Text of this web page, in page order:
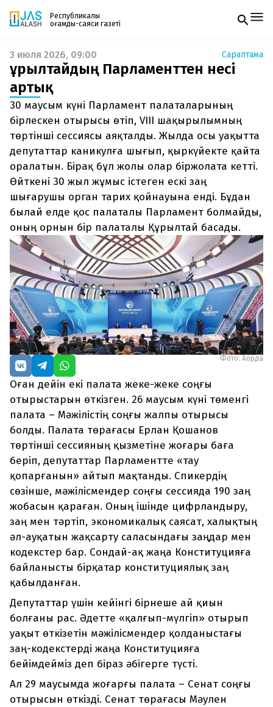
Республикалық
қоғамдық-саяси газеті
Жаңалықтар
Спорт
Live
Руханият
Аймақ
Архив
Заң және тәртіп
Редакциямен байланыс
+7 708 604 51 06
Жарнама бөлімі
+7 701 220 64 52
Пошта
zhasalash100@gmail.com
Газетке жазылу
PDF форматтағы газетті ай сайын электронды
поштаңызға алып отырыңыз. Жаңа нөмір
шыққан сәтте сізге бірден жіберіледі. Тек email
енгізіңіз, біз қалғанын өзіміз жібереміз.
3 июля 2026, 09:00 Сараптама
Құрылтайдың Парламенттен несі
артық
30 маусым күні Парламент палаталарының
бірлескен отырысы өтіп, VIII шақырылымның
төртінші сессиясы аяқталды. Жылда осы уақытта
депутаттар каникулға шығып, қыркүйекте қайта
оралатын. Бірақ бұл жолы олар біржолата кетті.
Өйткені 30 жыл жұмыс істеген ескі заң
шығарушы орган тарих қойнауына енді. Бұдан
былай елде қос палаталы Парламент болмайды,
оның орнын бір палаталы Құрылтай басады.
Фото: Ақорда
Оған дейін екі палата жеке-жеке соңғы
отырыстарын өткізген. 26 маусым күні төменгі
палата – Мәжілістің соңғы жалпы отырысы
болды. Палата төрағасы Ерлан Қошанов
төртінші сессияның қызметіне жоғары баға
беріп, депутаттар Парламентте «тау
қопарғанын» айтып мақтанды. Спикердің
сөзінше, мәжілісмендер соңғы сессияда 190 заң
жобасын қараған. Оның ішінде цифрландыру,
заң мен тәртіп, экономикалық саясат, халықтың
әл-ауқатын жақсарту саласындағы заңдар мен
кодекстер бар. Сондай-ақ жаңа Конституцияға
байланысты бірқатар конституциялық заң
қабылданған.
Депутаттар үшін кейінгі бірнеше ай қиын
болғаны рас. Әдетте «қалғып-мүлгіп» отырып
уақыт өткізетін мәжілісмендер қолданыстағы
заң-кодекстерді жаңа Конституцияға
бейімдейміз деп біраз әбігерге түсті.
Ал 29 маусымда жоғарғы палата – Сенат соңғы
отырысын өткізді. Сенат төрағасы Мәулен